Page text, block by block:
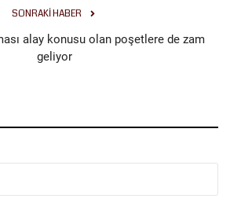
SONRAKI HABER
alay konusu olan poşetlere de zam
geliyor